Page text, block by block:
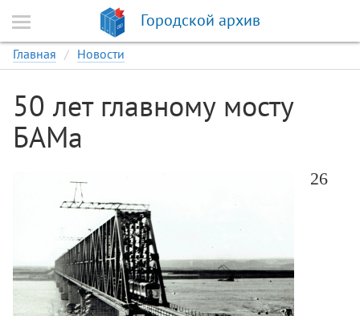
Городской архив
Главная Новости
50 лет главному мосту
БАМа
26